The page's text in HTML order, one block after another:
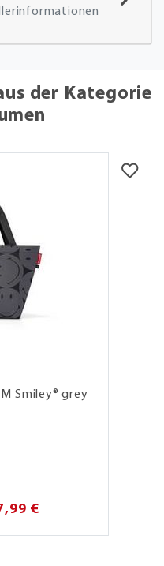
der Kategorie
Smiley® grey
€